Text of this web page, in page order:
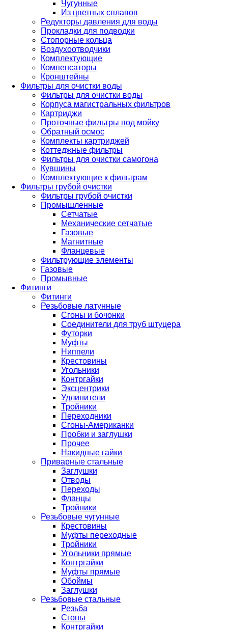
Чугунные
Из цветных сплавов
Редукторы давления для воды
Прокладки для подводки
Стопорные кольца
Воздухоотводчики
Комплектующие
Компенсаторы
Кронштейны
Фильтры для очистки воды
Фильтры для очистки воды
Корпуса магистральных фильтров
Картриджи
Проточные фильтры под мойку
Обратный осмос
Комплекты картриджей
Коттеджные фильтры
Фильтры для очистки самогона
Кувшины
Комплектующие к фильтрам
Фильтры грубой очистки
Фильтры грубой очистки
Промышленные
Сетчатые
Механические сетчатые
Газовые
Магнитные
Фланцевые
Фильтрующие элементы
Газовые
Промывные
Фитинги
Фитинги
Резьбовые латунные
Сгоны и бочонки
Соединители для труб штуцера
Футорки
Муфты
Ниппели
Крестовины
Угольники
Контргайки
Эксцентрики
Удлинители
Тройники
Переходники
Сгоны-Американки
Пробки и заглушки
Прочее
Накидные гайки
Приварные стальные
Заглушки
Отводы
Переходы
Фланцы
Тройники
Резьбовые чугунные
Крестовины
Муфты переходные
Тройники
Угольники прямые
Контргайки
Муфты прямые
Обоймы
Заглушки
Резьбовые стальные
Резьба
Сгоны
Контргайки